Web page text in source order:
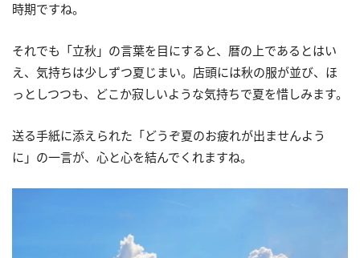
時期ですね。
それでも「立秋」の言葉を目にすると、暦の上であるとはい
え、気持ちは少しずつ夏じまい。店頭には秋の服が並び、ほ
っとしつつも、どこか寂しいような気持ちで夏を惜しみます。
送る手紙に添えられた「どうぞ夏のお疲れが出ませんよう
に」の一言が、心と心を結んでくれますね。